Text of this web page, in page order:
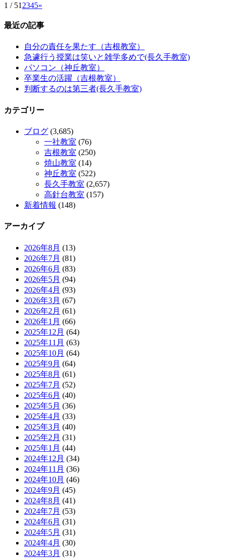
1 / 51 2345»
最近の記事
自分の責任を果たす（吉根教室）
急遽行う授業は笑いと雑学多めで(長久手教室)
パソコン（神丘教室）
卒業生の活躍（吉根教室）
判断するのは第三者(長久手教室)
カテゴリー
ブログ (3,685)
一社教室 (76)
吉根教室 (250)
焼山教室 (14)
神丘教室 (522)
長久手教室 (2,657)
高針台教室 (157)
新着情報 (148)
アーカイブ
2026年8月 (13)
2026年7月 (81)
2026年6月 (83)
2026年5月 (94)
2026年4月 (93)
2026年3月 (67)
2026年2月 (61)
2026年1月 (66)
2025年12月 (64)
2025年11月 (63)
2025年10月 (64)
2025年9月 (64)
2025年8月 (61)
2025年7月 (52)
2025年6月 (40)
2025年5月 (36)
2025年4月 (33)
2025年3月 (40)
2025年2月 (31)
2025年1月 (44)
2024年12月 (34)
2024年11月 (36)
2024年10月 (46)
2024年9月 (45)
2024年8月 (41)
2024年7月 (53)
2024年6月 (31)
2024年5月 (31)
2024年4月 (30)
2024年3月 (31)